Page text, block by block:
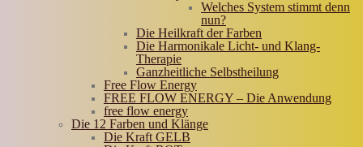
Welches System stimmt denn
nun?
Die Heilkraft der Farben
Die Harmonikale Licht- und Klang-
Therapie
Ganzheitliche Selbstheilung
Free Flow Energy
FREE FLOW ENERGY – Die Anwendung
free flow energy
Die 12 Farben und Klänge
Die Kraft GELB